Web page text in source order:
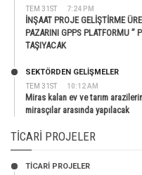
TEM 31ST 7:24 PM
İNŞAAT PROJE GELİŞTİRME
PAZARINI GPPS PLATFORMU ”
TAŞIYACAK
TEM 31ST 10:12 AM
SEKTÖRDEN GELIŞMELER
Miras kalan ev ve tarım
mirasçılar arasında yapılacak
TICARI PROJELER
TİCARİ PROJELER